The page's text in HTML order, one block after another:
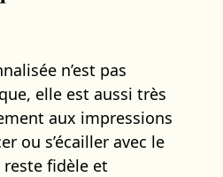
n’est pas
elle est aussi très
aux impressions
ou s’écailler avec le
fidèle et